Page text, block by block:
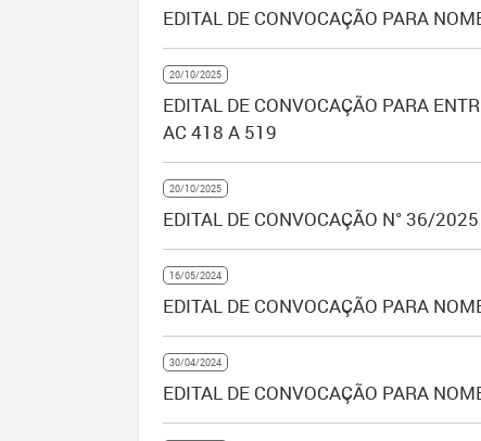
EDITAL DE CONVOCAÇÃO PARA
20/10/2025
EDITAL DE CONVOCAÇÃO PARA
AC 418 A 519
20/10/2025
EDITAL DE CONVOCAÇÃO N° 36/
16/05/2024
EDITAL DE CONVOCAÇÃO PARA
30/04/2024
EDITAL DE CONVOCAÇÃO PARA